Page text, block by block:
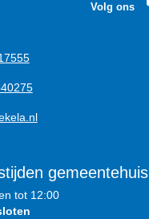
Volg ons
gemeentehuis
tot 12:00